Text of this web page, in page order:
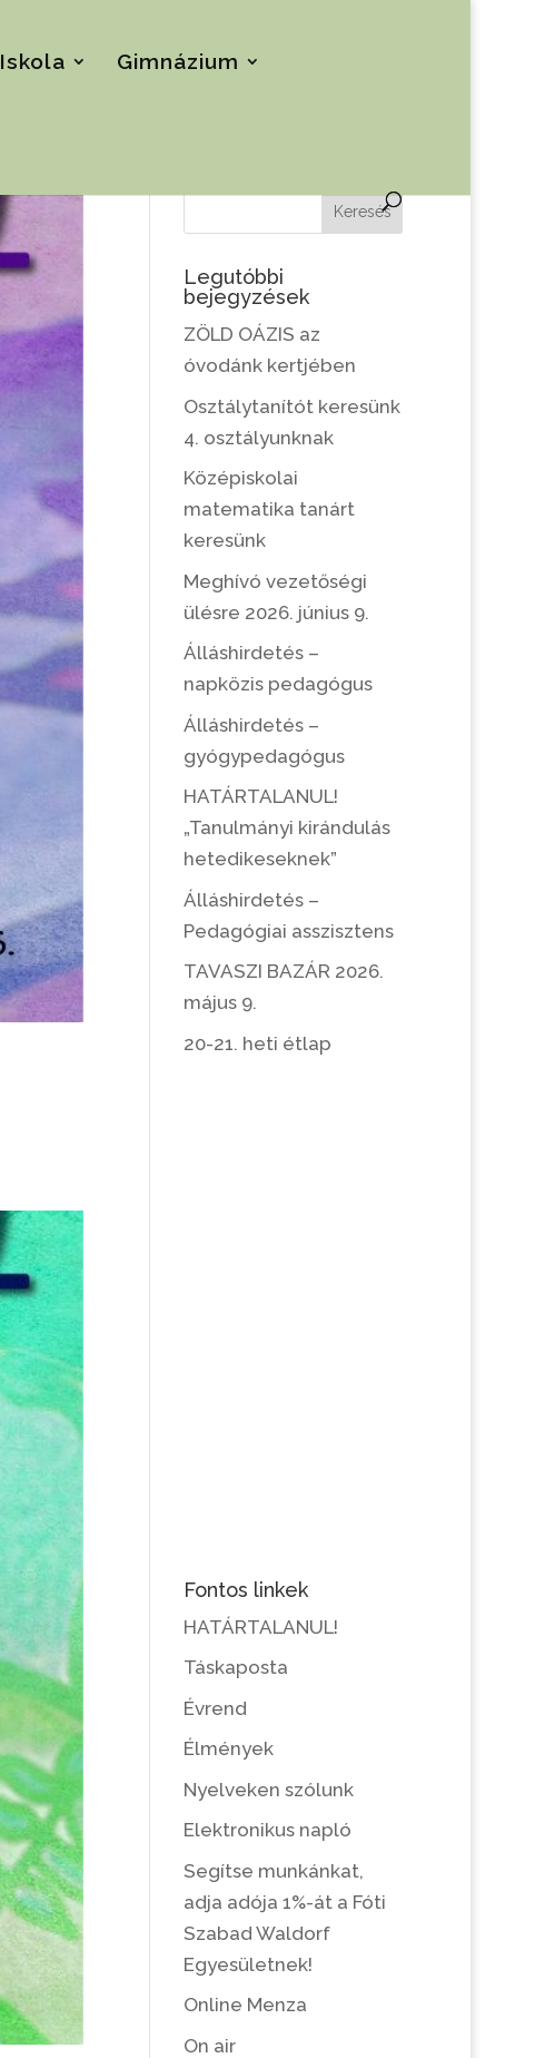
Iskola Gimnázium
Keresés
Legutóbbi
bejegyzések
ZÖLD OÁZIS az
óvodánk kertjében
Osztálytanítót keresünk
4. osztályunknak
Középiskolai
matematika tanárt
keresünk
Meghívó vezetőségi
ülésre 2026. június 9.
Álláshirdetés –
napközis pedagógus
Álláshirdetés –
gyógypedagógus
HATÁRTALANUL!
„Tanulmányi kirándulás
hetedikeseknek”
Álláshirdetés –
Pedagógiai asszisztens
TAVASZI BAZÁR 2026.
május 9.
20-21. heti étlap
Fontos linkek
HATÁRTALANUL!
Táskaposta
Évrend
Élmények
Nyelveken szólunk
Elektronikus napló
Segítse munkánkat,
adja adója 1%-át a Fóti
Szabad Waldorf
Egyesületnek!
Online Menza
On air